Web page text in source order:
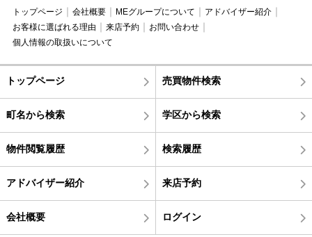
トップページ 会社概要 MEグループについて
アドバイザー紹介
お客様に選ばれる理由
来店予約
お問い合わせ
個人情報の取扱いについて
トップページ 売買物件検索
町名から検索 学区から検索
物件閲覧履歴 検索履歴
アドバイザー紹介 来店予約
会社概要 ログイン